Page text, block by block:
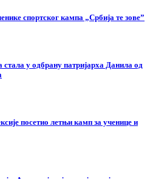
спортског кампа „Србија те зове”
стала у одбрану патријарха Данила од
посетио летњи камп за ученице и